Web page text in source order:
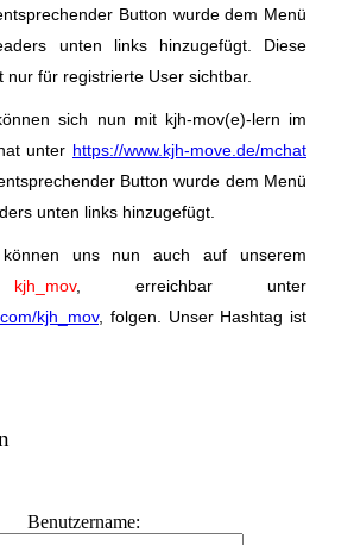
Button wurde dem Menü
unten links hinzugefügt. Diese
nur für registrierte User sichtbar.
sich nun mit kjh-mov(e)-lern im
unter https://www.kjh-move.de/mchat
Button wurde dem Menü
unten links hinzugefügt.
uns nun auch auf unserem
kjh_mov, erreichbar unter
kjh_mov, folgen. Unser Hashtag ist
Benutzername: